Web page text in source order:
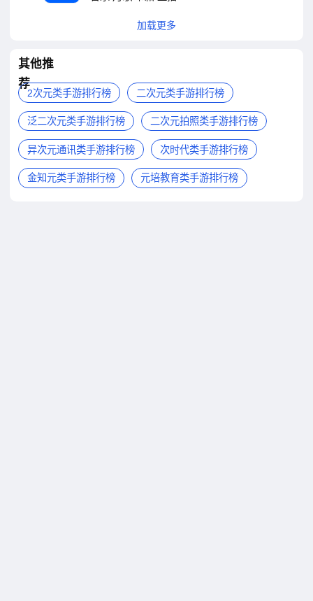
加载更多
其他推
荐
2次元类手游排行榜 二次元类手游排行榜
泛二次元类手游排行榜 二次元拍照类手游排行榜
异次元通讯类手游排行榜 次时代类手游排行榜
金知元类手游排行榜 元培教育类手游排行榜